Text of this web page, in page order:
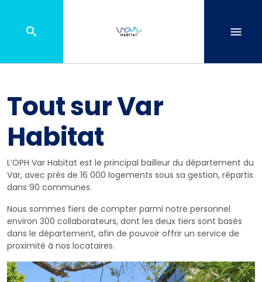
Tout sur Var
Habitat
L’OPH Var Habitat est le principal bailleur du département du
Var, avec près de 16 000 logements sous sa gestion, répartis
dans 90 communes.
Nous sommes fiers de compter parmi notre personnel
environ 300 collaborateurs, dont les deux tiers sont basés
dans le département, afin de pouvoir offrir un service de
proximité à nos locataires.